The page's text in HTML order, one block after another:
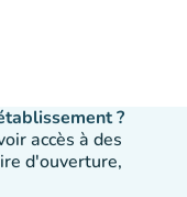
?
accès à des
d'ouverture,